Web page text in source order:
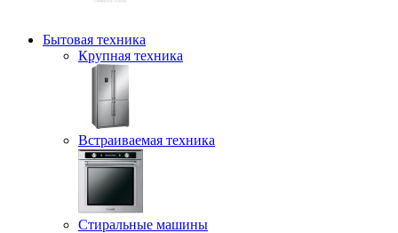
Бытовая техника
Крупная техника
Встраиваемая техника
Стиральные машины